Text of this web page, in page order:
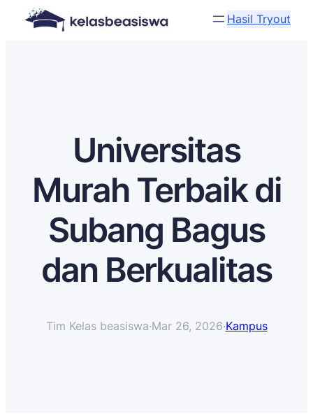
Hasil Tryout
Universitas
Murah Terbaik di
Subang Bagus
dan Berkualitas
Tim Kelas beasiswa·Mar 26, 2026·Kampus